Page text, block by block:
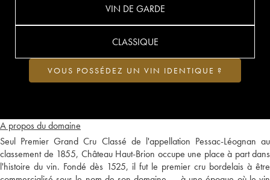
A propos du domaine
Seul Premier Grand Cru Classé de l'appellation Pessac-Léognan au
classement de 1855, Château Haut-Brion occupe une place à part dans
l'histoire du vin. Fondé dès 1525, il fut le premier cru bordelais à être
VIN DE GARDE
CLASSIQUE
VOUS POSSÉDEZ UN VIN IDENTIQUE ?